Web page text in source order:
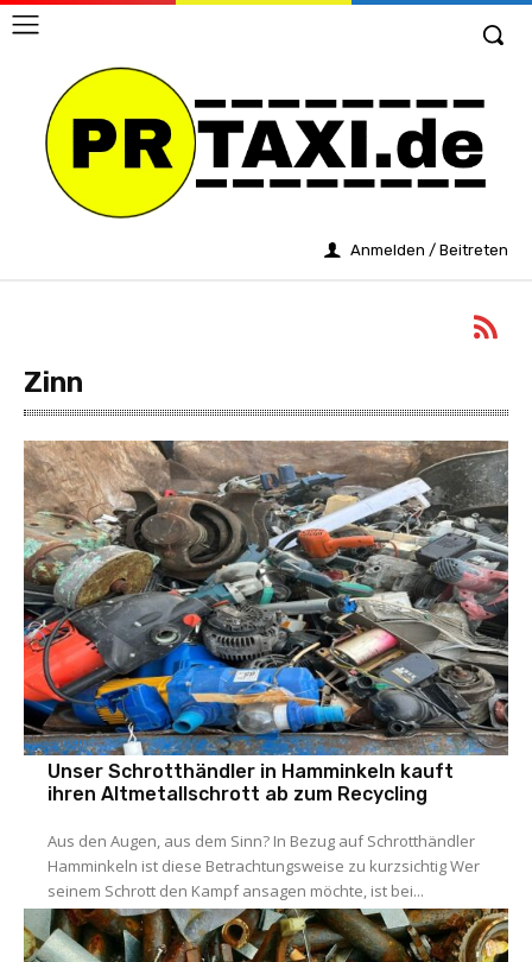
Anmelden / Beitreten
Zinn
Allgemein
Unser Schrotthändler in Hamminkeln kauft
ihren Altmetallschrott ab zum Recycling
Aus den Augen, aus dem Sinn? In Bezug auf Schrotthändler
Hamminkeln ist diese Betrachtungsweise zu kurzsichtig Wer
seinem Schrott den Kampf ansagen möchte, ist bei...